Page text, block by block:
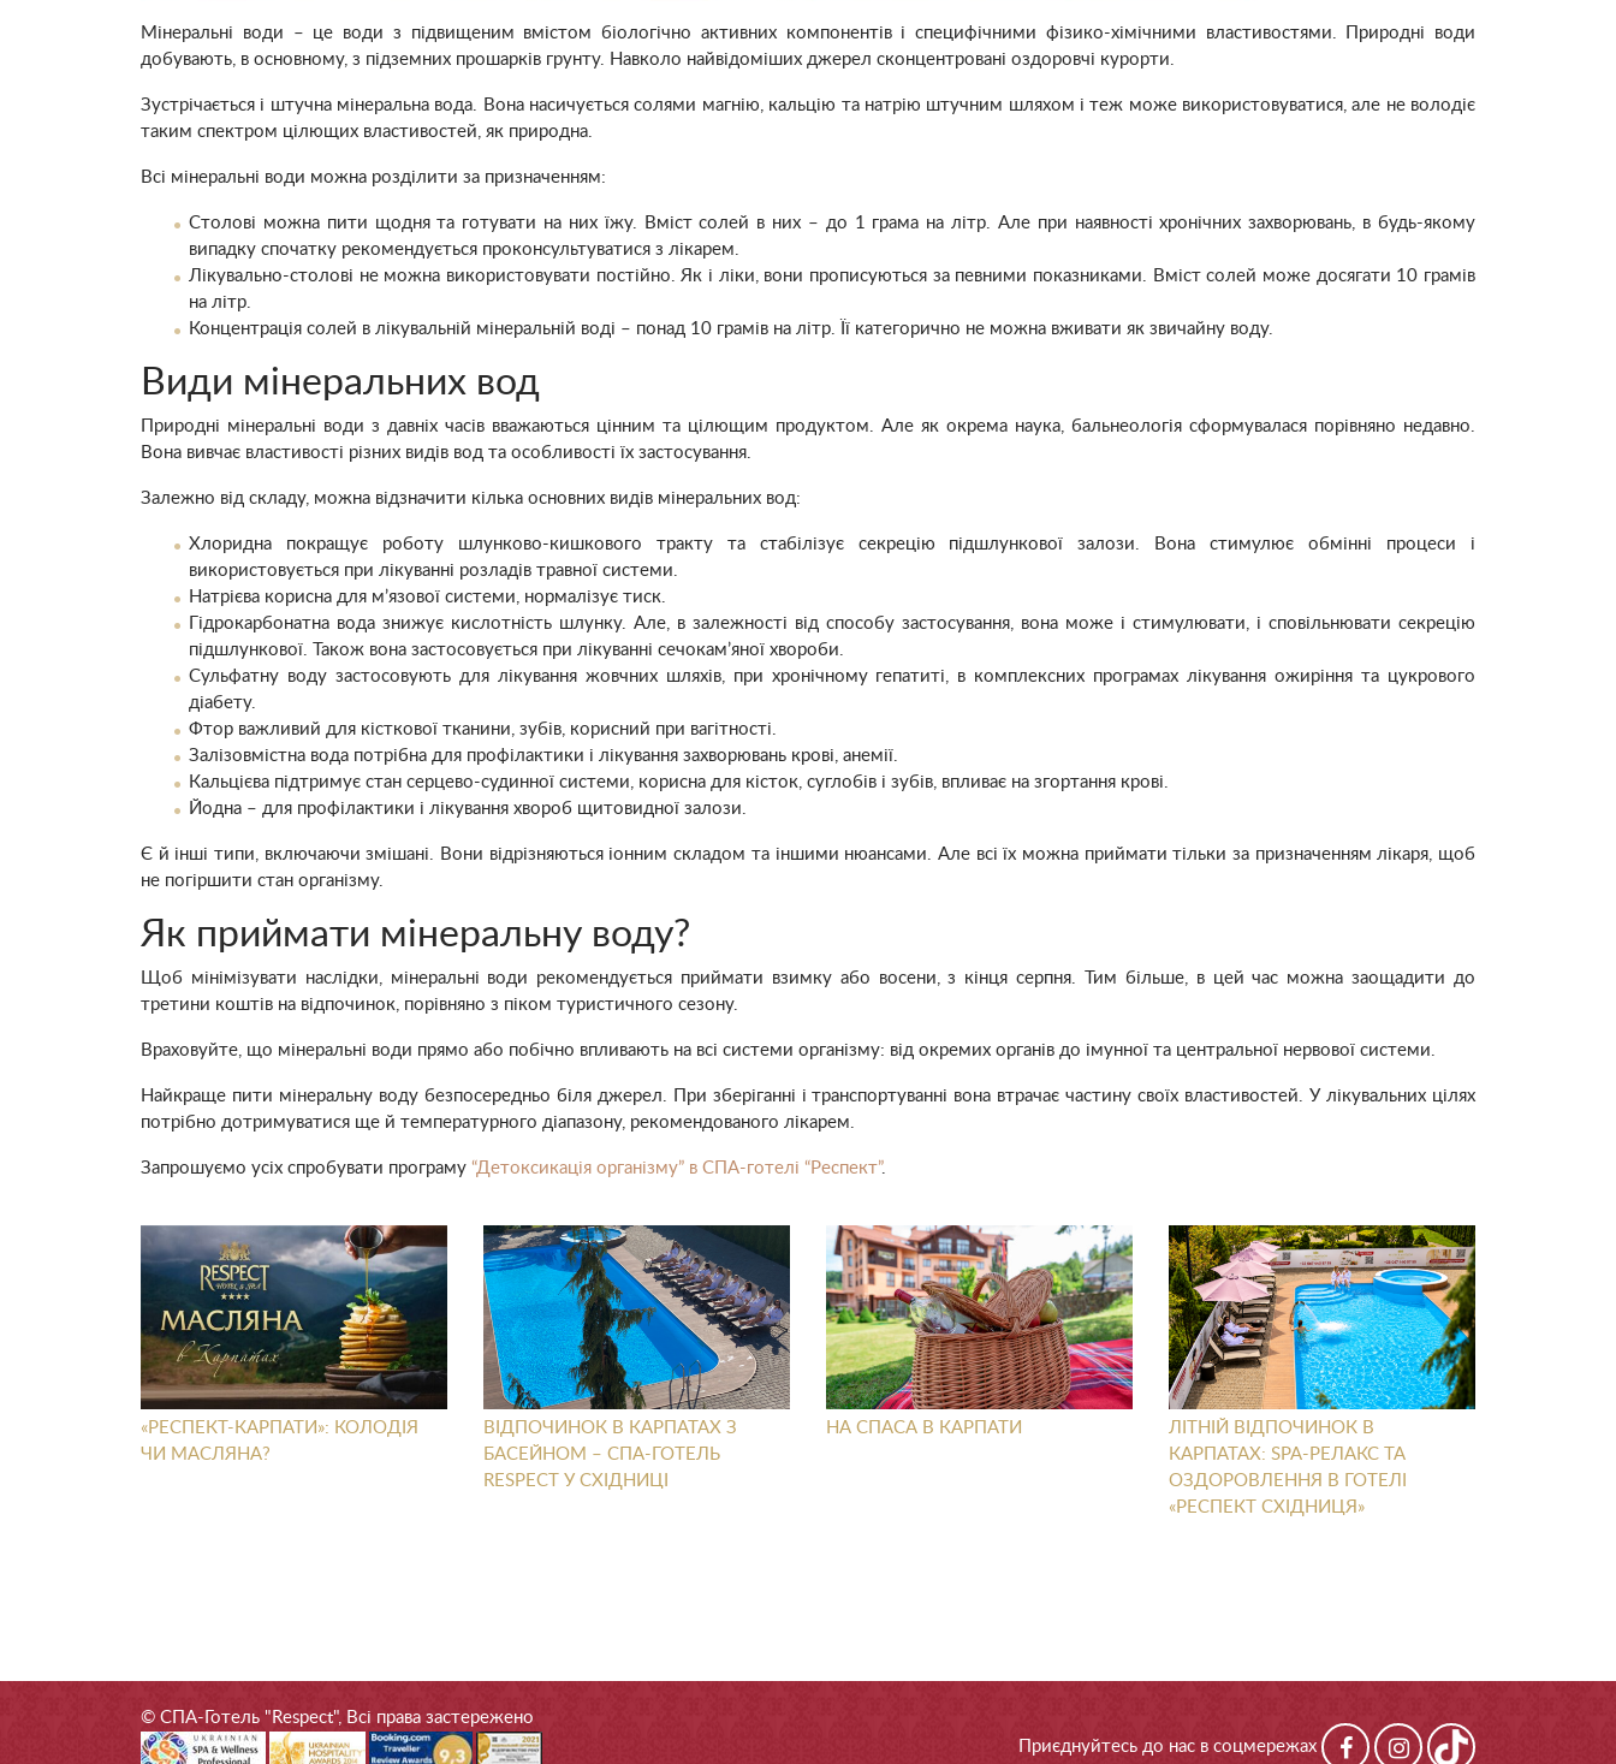
Мінеральні води – це води з підвищеним вмістом біологічно активних компонентів і специфічними фізико-хімічними властивостями. Природні води
добувають, в основному, з підземних прошарків грунту. Навколо найвідоміших джерел сконцентровані оздоровчі курорти.
Зустрічається і штучна мінеральна вода. Вона насичується солями магнію, кальцію та натрію штучним шляхом і теж може використовуватися, але не володіє
таким спектром цілющих властивостей, як природна.
Всі мінеральні води можна розділити за призначенням:
Столові можна пити щодня та готувати на них їжу. Вміст солей в них – до 1 грама на літр. Але при наявності хронічних захворювань, в будь-якому
випадку спочатку рекомендується проконсультуватися з лікарем.
Лікувально-столові не можна використовувати постійно. Як і ліки, вони прописуються за певними показниками. Вміст солей може досягати 10 грамів
на літр.
Концентрація солей в лікувальній мінеральній воді – понад 10 грамів на літр. Її категорично не можна вживати як звичайну воду.
Види мінеральних вод
Природні мінеральні води з давніх часів вважаються цінним та цілющим продуктом. Але як окрема наука, бальнеологія сформувалася порівняно недавно.
Вона вивчає властивості різних видів вод та особливості їх застосування.
Залежно від складу, можна відзначити кілька основних видів мінеральних вод:
Хлоридна покращує роботу шлунково-кишкового тракту та стабілізує секрецію підшлункової залози. Вона стимулює обмінні процеси і
використовується при лікуванні розладів травної системи.
Натрієва корисна для м’язової системи, нормалізує тиск.
Гідрокарбонатна вода знижує кислотність шлунку. Але, в залежності від способу застосування, вона може і стимулювати, і сповільнювати секрецію
підшлункової. Також вона застосовується при лікуванні сечокам’яної хвороби.
Сульфатну воду застосовують для лікування жовчних шляхів, при хронічному гепатиті, в комплексних програмах лікування ожиріння та цукрового
діабету.
Фтор важливий для кісткової тканини, зубів, корисний при вагітності.
Залізовмістна вода потрібна для профілактики і лікування захворювань крові, анемії.
Кальцієва підтримує стан серцево-судинної системи, корисна для кісток, суглобів і зубів, впливає на згортання крові.
Йодна – для профілактики і лікування хвороб щитовидної залози.
Є й інші типи, включаючи змішані. Вони відрізняються іонним складом та іншими нюансами. Але всі їх можна приймати тільки за призначенням лікаря, щоб
не погіршити стан організму.
Як приймати мінеральну воду?
Щоб мінімізувати наслідки, мінеральні води рекомендується приймати взимку або восени, з кінця серпня. Тим більше, в цей час можна заощадити до
третини коштів на відпочинок, порівняно з піком туристичного сезону.
Враховуйте, що мінеральні води прямо або побічно впливають на всі системи організму: від окремих органів до імунної та центральної нервової системи.
Найкраще пити мінеральну воду безпосередньо біля джерел. При зберіганні і транспортуванні вона втрачає частину своїх властивостей. У лікувальних цілях
потрібно дотримуватися ще й температурного діапазону, рекомендованого лікарем.
Запрошуємо усіх спробувати програму “Детоксикація організму” в СПА-готелі “Респект”.
«РЕСПЕКТ-КАРПАТИ»: КОЛОДІЯ
ЧИ МАСЛЯНА?
ВІДПОЧИНОК В КАРПАТАХ З
БАСЕЙНОМ – СПА-ГОТЕЛЬ
RESPECT У СХІДНИЦІ
НА СПАСА В КАРПАТИ
ЛІТНІЙ ВІДПОЧИНОК В
КАРПАТАХ: SPA-РЕЛАКС ТА
ОЗДОРОВЛЕННЯ В ГОТЕЛІ
«РЕСПЕКТ СХІДНИЦЯ»
© СПА-Готель "Respect", Всі права застережено
Приєднуйтесь до нас в соцмережах